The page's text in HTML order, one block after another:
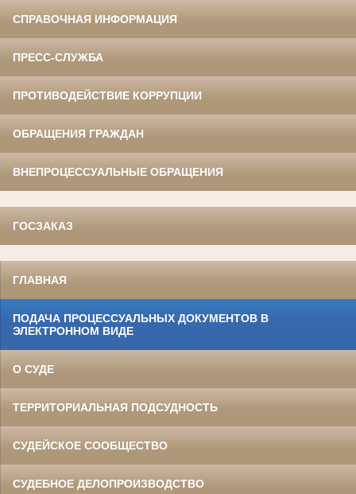
СПРАВОЧНАЯ ИНФОРМАЦИЯ
ПРЕСС-СЛУЖБА
ПРОТИВОДЕЙСТВИЕ КОРРУПЦИИ
ОБРАЩЕНИЯ ГРАЖДАН
ВНЕПРОЦЕССУАЛЬНЫЕ ОБРАЩЕНИЯ
ГОСЗАКАЗ
ГЛАВНАЯ
ПОДАЧА ПРОЦЕССУАЛЬНЫХ ДОКУМЕНТОВ В
ЭЛЕКТРОННОМ ВИДЕ
О СУДЕ
ТЕРРИТОРИАЛЬНАЯ ПОДСУДНОСТЬ
СУДЕЙСКОЕ СООБЩЕСТВО
СУДЕБНОЕ ДЕЛОПРОИЗВОДСТВО